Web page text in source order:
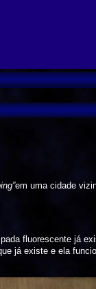
em uma cidade
fluorescente já
já existe e ela